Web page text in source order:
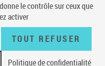
86/11/07
le contrôle sur ceux que
activer
TOUT REFUSER
Politique de confidentialité